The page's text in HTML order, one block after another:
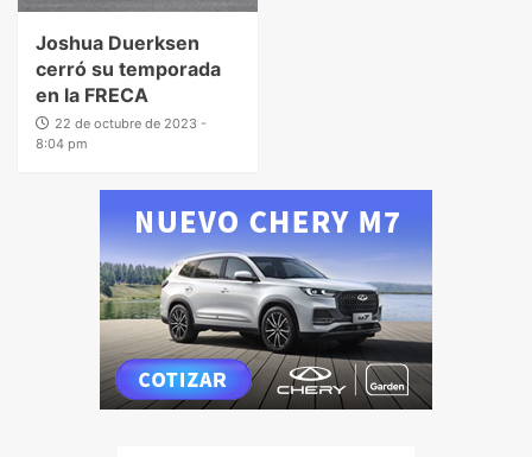
Joshua Duerksen
cerró su temporada
en la FRECA
22 de octubre de 2023 -
8:04 pm